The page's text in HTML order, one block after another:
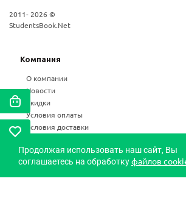
2011- 2026 ©
StudentsBook.Net
Компания
О компании
Новости
Скидки
Условия оплаты
Условия доставки
Статьи
Частые вопросы
Карта сайта
Продолжая использовать наш сайт, Вы
соглашаетесь на обработкуфайлов